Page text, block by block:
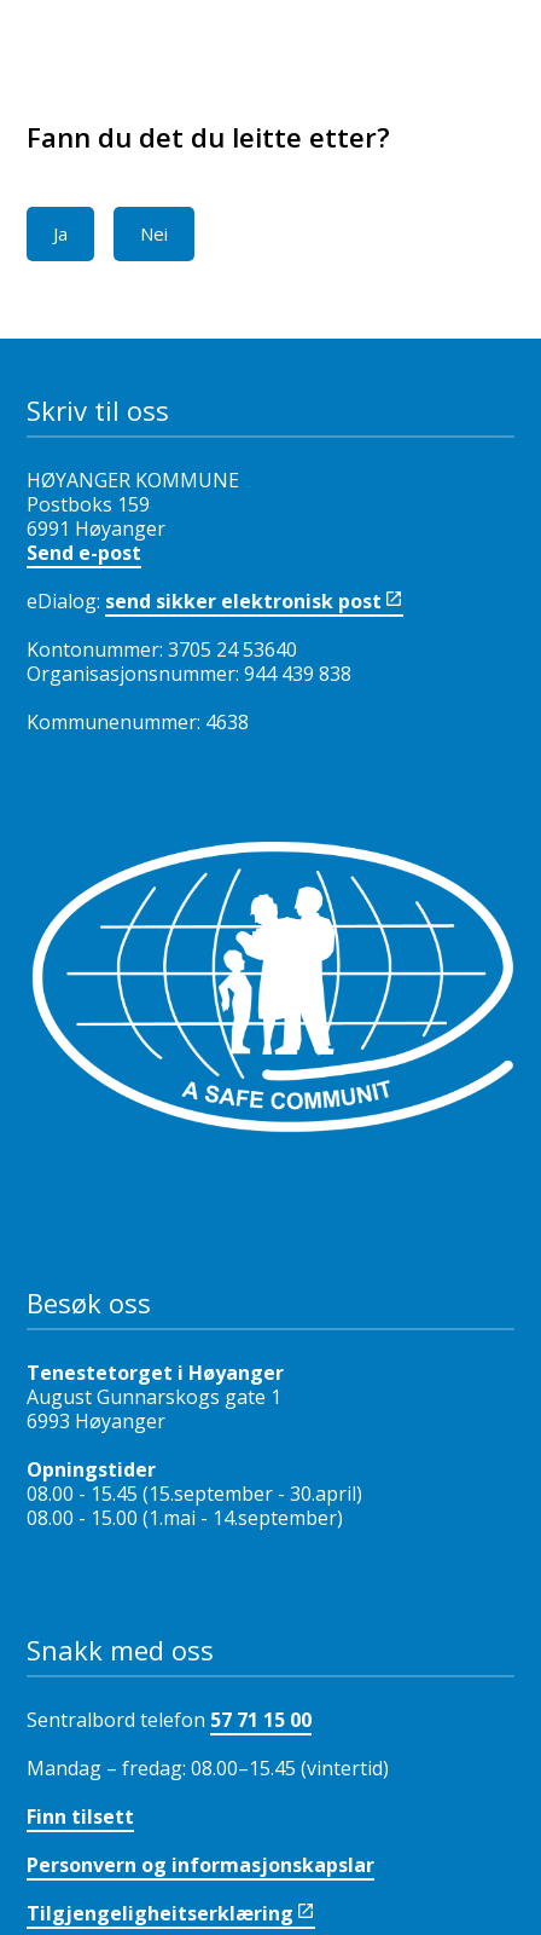
Fann du det du leitte etter?
Ja Nei
Skriv til oss
HØYANGER KOMMUNE
Postboks 159
6991 Høyanger
Send e-post
eDialog: send sikker elektronisk post
Kontonummer: 3705 24 53640
Organisasjonsnummer: 944 439 838
Kommunenummer: 4638
Besøk oss
Tenestetorget i Høyanger
August Gunnarskogs gate 1
6993 Høyanger
Opningstider
08.00 - 15.45 (15.september - 30.april)
08.00 - 15.00 (1.mai - 14.september)
Snakk med oss
Sentralbord telefon 57 71 15 00
Mandag – fredag: 08.00–15.45 (vintertid)
Finn tilsett
Personvern og informasjonskapslar
Tilgjengeligheitserklæring